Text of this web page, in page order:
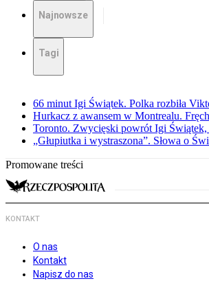
Najnowsze
Tagi
66 minut Igi Świątek. Polka rozbiła
Hurkacz z awansem w Montrealu.
Toronto. Zwycięski powrót Igi
„Głupiutka i wystraszona”. Słowa o
Promowane treści
KONTAKT
O nas
Kontakt
Napisz do nas